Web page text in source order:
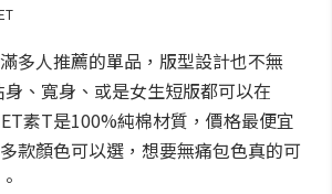
多人推薦的單品，版型設計也不無
、寬身、或是女生短版都可以在
素T是100%純棉材質，價格最便宜
款顏色可以選，想要無痛包色真的可